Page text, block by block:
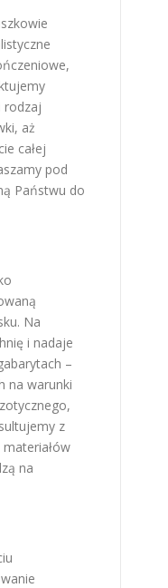
rodzaj
aż
całej
pod
Państwu do
Na
i nadaje
–
na warunki
z
na